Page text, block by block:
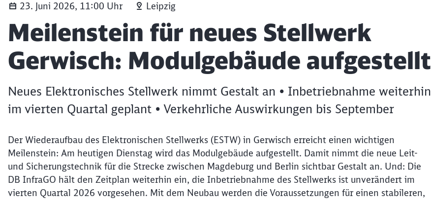
23. Juni 2026, 11:00 Uhr Leipzig
Artikel:
Meilenstein für neues Stellwerk
Gerwisch: Modulgebäude aufgestellt
Neues Elektronisches Stellwerk nimmt Gestalt an • Inbetriebnahme weiterhin
im vierten Quartal geplant • Verkehrliche Auswirkungen bis September
Der Wiederaufbau des Elektronischen Stellwerks (ESTW) in Gerwisch erreicht einen wichtigen
Meilenstein: Am heutigen Dienstag wird das Modulgebäude aufgestellt. Damit nimmt die neue Leit-
und Sicherungstechnik für die Strecke zwischen Magdeburg und Berlin sichtbar Gestalt an. Und: Die
DB InfraGO hält den Zeitplan weiterhin ein, die Inbetriebnahme des Stellwerks ist unverändert im
vierten Quartal 2026 vorgesehen. Mit dem Neubau werden die Voraussetzungen für einen stabileren,